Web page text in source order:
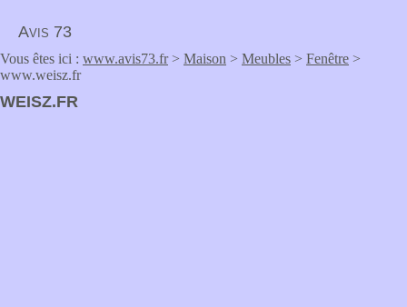
Avis 73
Vous êtes ici : www.avis73.fr> Maison > Meubles > Fenêtre >
www.weisz.fr
WEISZ.FR